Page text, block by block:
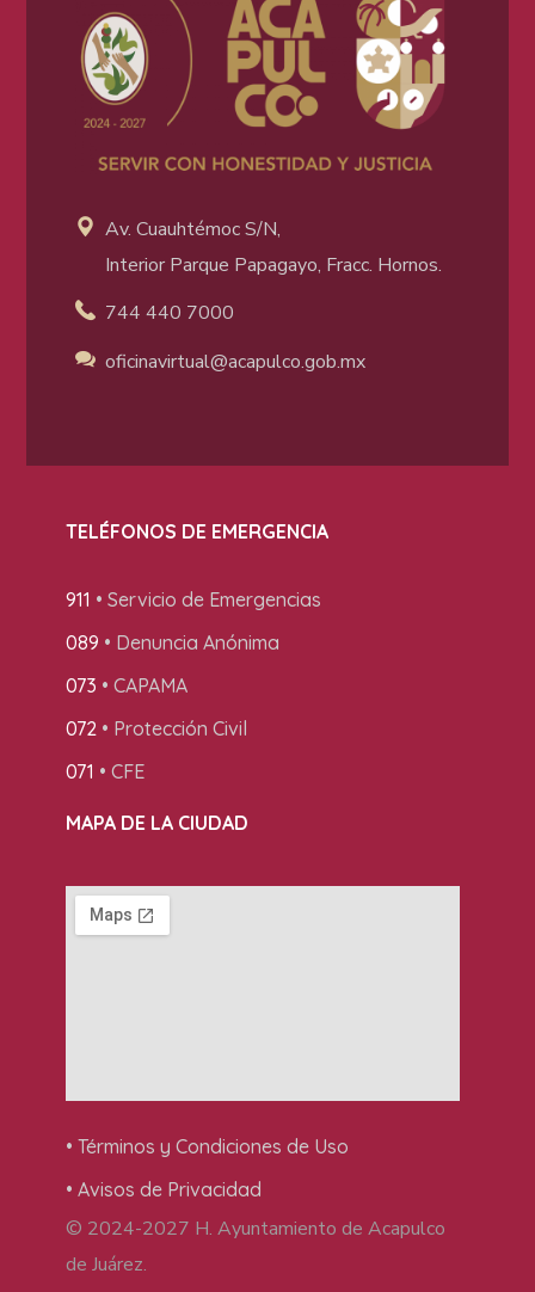
Av. Cuauhtémoc S/N,
Interior Parque Papagayo, Fracc. Hornos.
744 440 7000
oficinavirtual@acapulco.gob.mx
TELÉFONOS DE EMERGENCIA
911 • Servicio de Emergencias
089 • Denuncia Anónima
073 • CAPAMA
072• Protección Civil
071 • CFE
MAPA DE LA CIUDAD
• Términos y Condiciones de Uso
• Avisos de Privacidad
© 2024-2027 H. Ayuntamiento de Acapulco
de Juárez.